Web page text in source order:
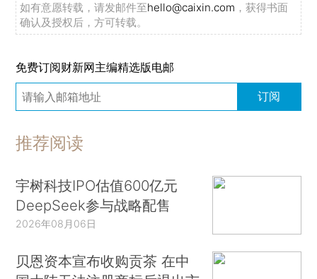
如有意愿转载，请发邮件至hello@caixin.com ，获得书面
确认及授权后，方可转载。
免费订阅财新网主编精选版电邮
订阅
推荐阅读
宇树科技IPO估值600亿元
DeepSeek参与战略配售
2026年08月06日
贝恩资本宣布收购贡茶 在中